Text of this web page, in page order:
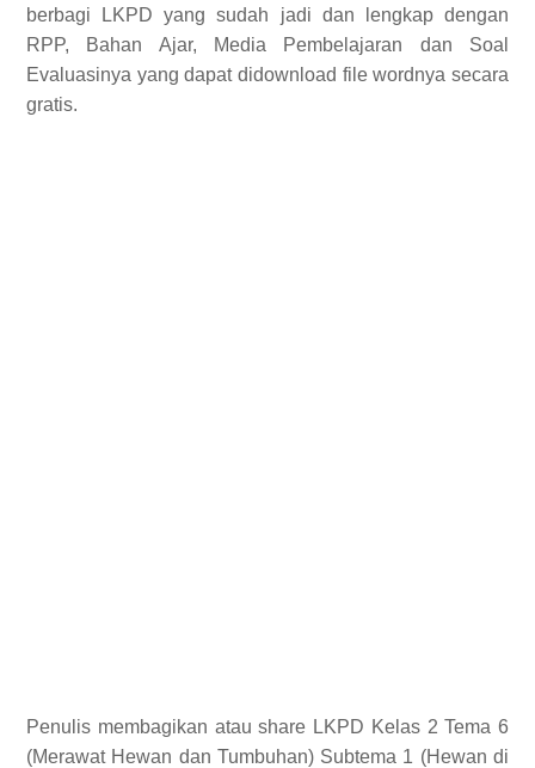
berbagi LKPD yang sudah jadi dan lengkap dengan
RPP, Bahan Ajar, Media Pembelajaran dan Soal
Evaluasinya yang dapat didownload file wordnya secara
gratis.
Penulis membagikan atau share LKPD Kelas 2 Tema 6
(Merawat Hewan dan Tumbuhan) Subtema 1 (Hewan di